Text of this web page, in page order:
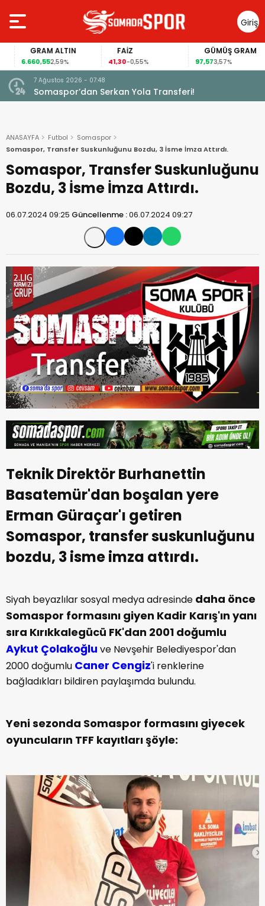
Giriş
Yap
GRAM ALTIN
6.660,552,59%
FAİZ
41,30-0,55%
GÜMÜŞ GRAM
97,573,57%
7 Ağustos 2026 - 07:48
Somaspor’dan Serkan Yola Transferi!
ANASAYFA Futbol
Somaspor
Somaspor, Transfer Suskunluğunu Bozdu, 3 İsme İmza Attırdı.
Somaspor, Transfer Suskunluğunu
Bozdu, 3 İsme İmza Attırdı.
06.07.2024 09:25 Güncellenme :06.07.2024 09:27
Teknik Direktör Burhanettin
Basatemür'dan boşalan yere
Erman Güraçar'ı getiren
Somaspor, transfer suskunluğunu
bozdu, 3 isme imza attırdı.
Siyah beyazlılar sosyal medya adresinde daha önce
Somaspor formasını giyen Kadir Karış'ın yanı
sıra Kırıkkalegücü FK'dan 2001 doğumlu
Aykut Çolakoğlu ve Nevşehir Belediyespor'dan
2000 doğumlu Caner Cengiz'i renklerine
bağladıkları bildiren paylaşımda bulundu.
Yeni sezonda Somaspor formasını giyecek
oyuncuların TFF kayıtları şöyle: